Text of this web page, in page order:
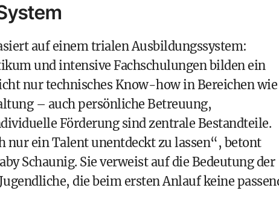
auf einem trialen Ausbildungssystem:
und intensive Fachschulungen bilden ein
nur technisches Know-how in Bereichen wie
– auch persönliche Betreuung,
Förderung sind zentrale Bestandteile.
nur ein Talent unentdeckt zu lassen“, betont
Schaunig. Sie verweist auf die Bedeutung der
die beim ersten Anlauf keine